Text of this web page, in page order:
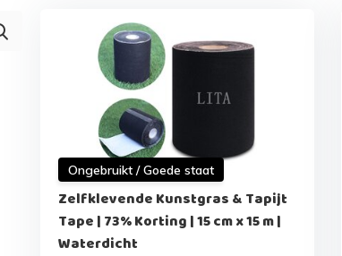
Ongebruikt / Goede staat
Zelfklevende Kunstgras & Tapijt
Tape | 73% Korting | 15 cm x 15 m |
Waterdicht